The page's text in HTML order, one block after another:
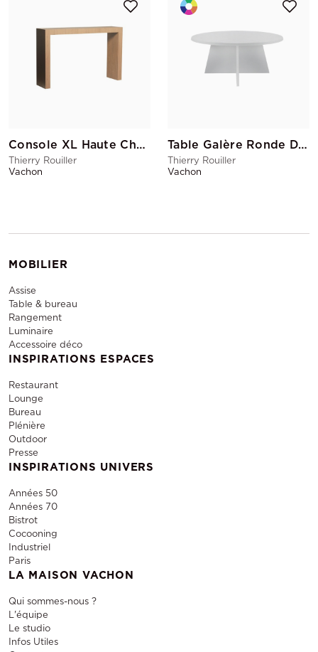
Console XL Haute Chêne Foncé
Thierry Rouiller
Vachon
Table Galère Ronde D.180
Thierry Rouiller
Vachon
MOBILIER
Assise
Table & bureau
Rangement
Luminaire
Accessoire déco
INSPIRATIONS ESPACES
Restaurant
Lounge
Bureau
Plénière
Outdoor
Presse
INSPIRATIONS UNIVERS
Années 50
Années 70
Bistrot
Cocooning
Industriel
Paris
LA MAISON VACHON
Qui sommes-nous ?
L'équipe
Le studio
Infos Utiles